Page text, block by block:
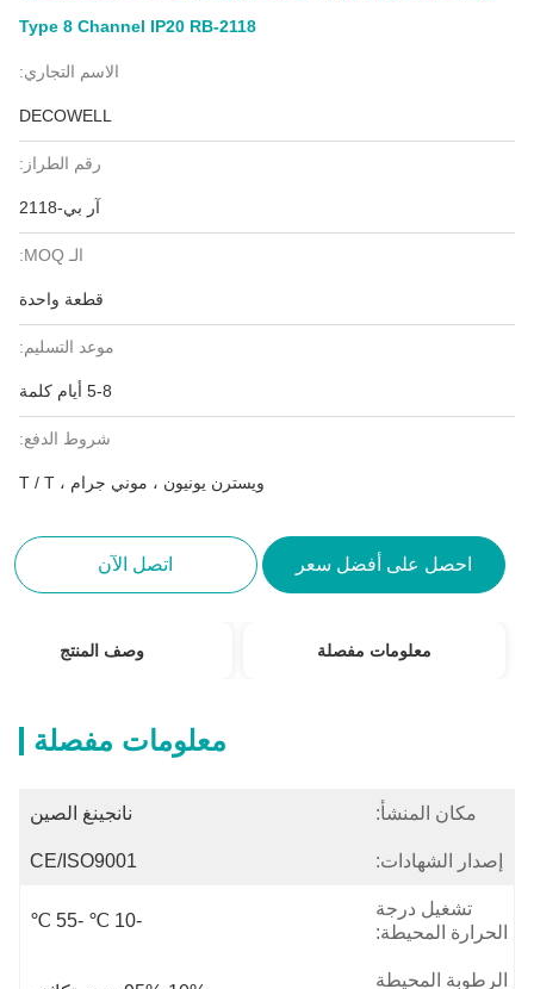
Type 8 Channel IP20 RB-2118
الاسم التجاري:
DECOWELL
رقم الطراز:
آر بي-2118
الـ MOQ:
قطعة واحدة
موعد التسليم:
5-8 أيام كلمة
شروط الدفع:
ويسترن يونيون ، موني جرام ، T / T
احصل على أفضل سعر اتصل الآن
معلومات مفصلة وصف المنتج
معلومات مفصلة
مكان المنشأ: نانجينغ الصين
إصدار الشهادات: CE/ISO9001
تشغيل درجة
الحرارة المحيطة:
الرطوبة المحيطة